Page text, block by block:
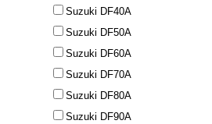
Suzuki DF40A
Suzuki DF50A
Suzuki DF60A
Suzuki DF70A
Suzuki DF80A
Suzuki DF90A